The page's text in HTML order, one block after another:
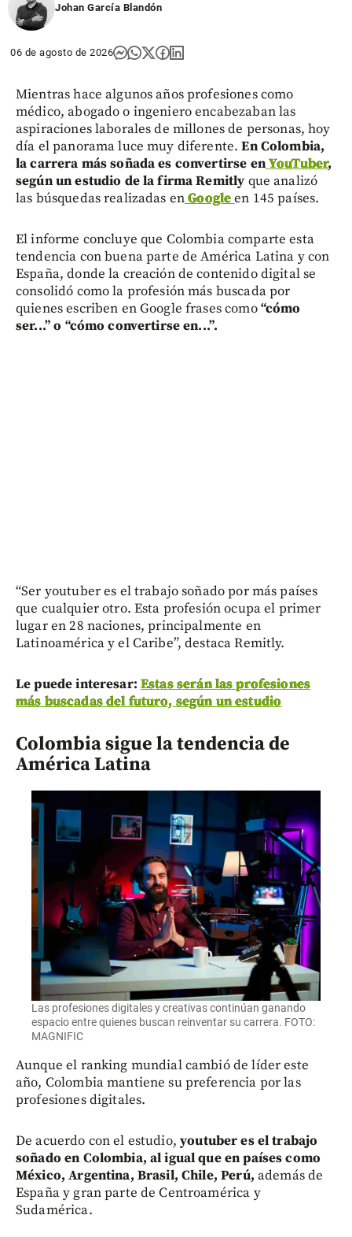
Johan García Blandón
06 de agosto de 2026
Mientras hace algunos años profesiones como
médico, abogado o ingeniero encabezaban las
aspiraciones laborales de millones de personas, hoy
día el panorama luce muy diferente.En Colombia,
la carrera más soñada es convertirse enYouTuber,
según un estudio de la firma Remitly que analizó
las búsquedas realizadas enGoogleen 145 países.
El informe concluye que Colombia comparte esta
tendencia con buena parte de América Latina y con
España, donde la creación de contenido digital se
consolidó como la profesión más buscada por
quienes escriben en Google frases como“cómo
ser...” o “cómo convertirse en...”.
“Ser youtuber es el trabajo soñado por más países
que cualquier otro. Esta profesión ocupa el primer
lugar en 28 naciones, principalmente en
Latinoamérica y el Caribe”, destaca Remitly.
Le puede interesar: Estas serán las profesiones
más buscadas del futuro, según un estudio
Colombia sigue la tendencia de
América Latina
Las profesiones digitales y creativas continúan ganando
espacio entre quienes buscan reinventar su carrera. FOTO:
MAGNIFIC
Aunque el ranking mundial cambió de líder este
año, Colombia mantiene su preferencia por las
profesiones digitales.
De acuerdo con el estudio, youtuber es el trabajo
soñado en Colombia, al igual que en países como
México, Argentina, Brasil, Chile, Perú, además de
España y gran parte de Centroamérica y
Sudamérica.